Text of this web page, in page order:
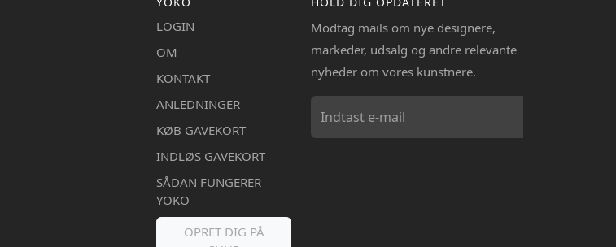
LOGIN
OM
KONTAKT
ANLEDNINGER
KØB GAVEKORT
INDLØS GAVEKORT
SÅDAN FUNGERER
YOKO
OPRET DIG PÅ
Modtag mails om nye designere,
markeder, udsalg og andre relevante
nyheder om vores kunstnere.